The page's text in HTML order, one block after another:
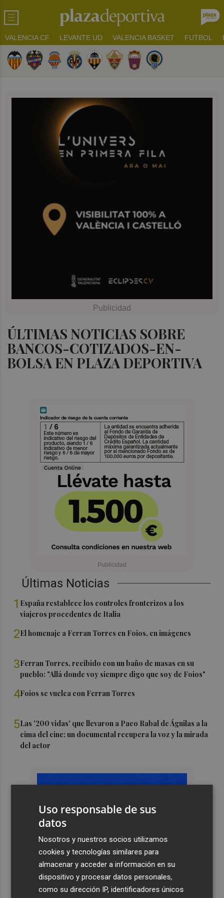
VALENCIA CF LEVANTE UD VALENCIA BASKET FUTBOL
ÚLTIMAS NOTICIAS SOBRE
BANCOS-COTIZADOS-EN-
BOLSA EN PLAZA DEPORTIVA
Últimas Noticias
1 España restablece los controles fronterizos a los
viajeros procedentes de Italia
2El homenaje a Ferran Torres en Foios, en imágenes
3Ferran Torres, recibido con un baño de masas en su
pueblo: "Allá donde voy siempre digo que soy de Foios"
4Foios se vuelca con Ferran Torres
5Las '200 vidas' que llevaron a Paco Rabal de Águilas a la
cima del cine: un documental recupera la voz y la mirada
del actor
Uso responsable de sus
datos
Nosotros y nuestros socios utilizamos
cookies y tecnologías similares para
almacenar y acceder a información en su
dispositivo y procesar datos personales,
como su dirección IP, identificadores únicos